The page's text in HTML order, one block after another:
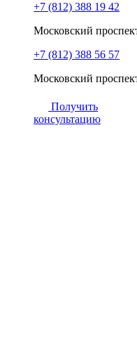
+7 (812) 388 19 42
Московский
+7 (812) 388 56 57
Московский
Получить
консультацию